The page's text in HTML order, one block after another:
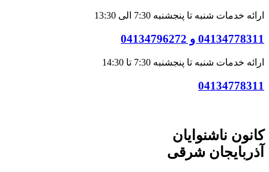
ارائه خدمات شنبه تا پنجشنبه 7:30 الی 13:30
04134778311 و 04134796272
ارائه خدمات شنبه تا پنجشنبه 7:30 تا 14:30
04134778311
کانون ناشنوایان
آذربایجان شرقی